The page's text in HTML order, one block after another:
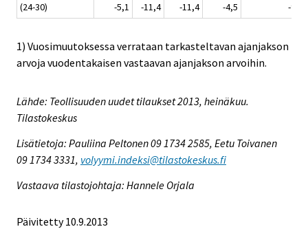
(24-30)
-5,1 -11,4 -11,4 -4,5 -9,6
1) Vuosimuutoksessa verrataan tarkasteltavan ajanjakson
arvoja vuodentakaisen vastaavan ajanjakson arvoihin.
Lähde: Teollisuuden uudet tilaukset 2013, heinäkuu.
Tilastokeskus
Lisätietoja: Pauliina Peltonen 09 1734 2585, Eetu Toivanen
09 1734 3331, volyymi.indeksi@tilastokeskus.fi
Vastaava tilastojohtaja: Hannele Orjala
Päivitetty 10.9.2013